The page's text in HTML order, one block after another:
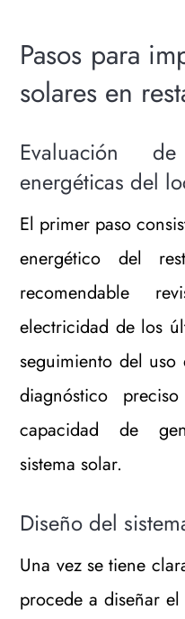
Pasos para
solares en
Evaluación
energéticas del
El primer paso
energético del
recomendable
electricidad de los
seguimiento del
diagnóstico
capacidad de
sistema solar.
Diseño del
Una vez se tiene
procede a diseñar el